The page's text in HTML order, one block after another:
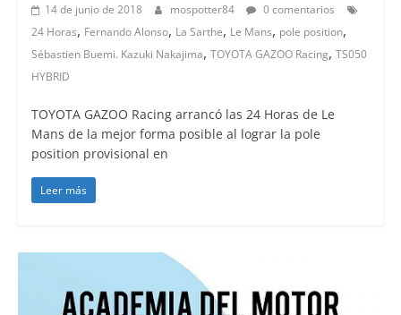
14 de junio de 2018 mospotter84
0 comentarios
24 Horas, Fernando Alonso, La Sarthe, Le Mans, pole position,
Sébastien Buemi. Kazuki Nakajima, TOYOTA GAZOO Racing, TS050
HYBRID
TOYOTA GAZOO Racing arrancó las 24 Horas de Le
Mans de la mejor forma posible al lograr la pole
position provisional en
Leer más